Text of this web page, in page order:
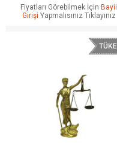
Fiyatları Görebilmek İçin Bayii
Girişi Yapmalısınız Tıklayınız